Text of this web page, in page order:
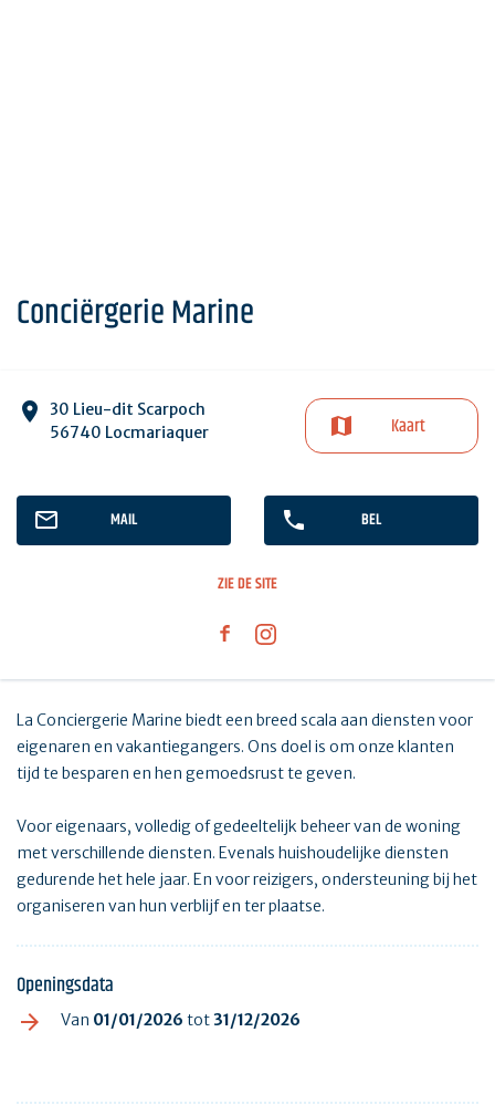
Conciërgerie Marine
30 Lieu-dit Scarpoch
56740 Locmariaquer
Kaart
MAIL BEL
ZIE DE SITE
La Conciergerie Marine biedt een breed scala aan diensten voor
eigenaren en vakantiegangers. Ons doel is om onze klanten
tijd te besparen en hen gemoedsrust te geven.
Voor eigenaars, volledig of gedeeltelijk beheer van de woning
met verschillende diensten. Evenals huishoudelijke diensten
gedurende het hele jaar. En voor reizigers, ondersteuning bij het
organiseren van hun verblijf en ter plaatse.
Openingsdata
Van 01/01/2026 tot31/12/2026